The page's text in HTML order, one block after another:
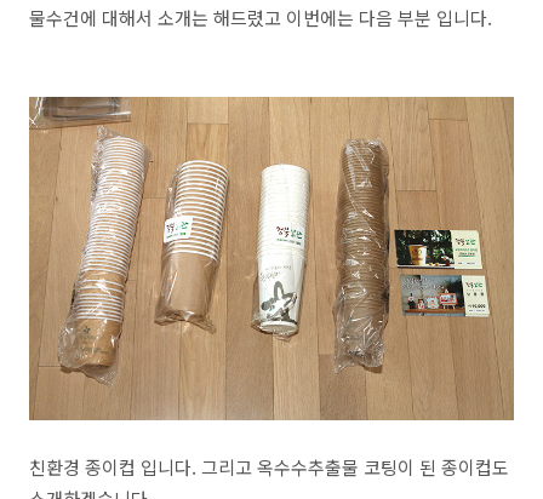
물수건에 대해서 소개는 해드렸고 이번에는 다음 부분 입니다.
친환경 종이컵 입니다. 그리고 옥수수추출물 코팅이 된 종이컵도